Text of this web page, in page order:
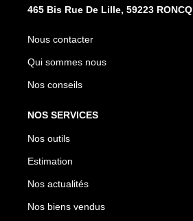
465 Bis Rue De Lille, 59223 RONCQ
Nous contacter
Qui sommes nous
Nos conseils
NOS SERVICES
Nos outils
Estimation
Nos actualités
Nos biens vendus